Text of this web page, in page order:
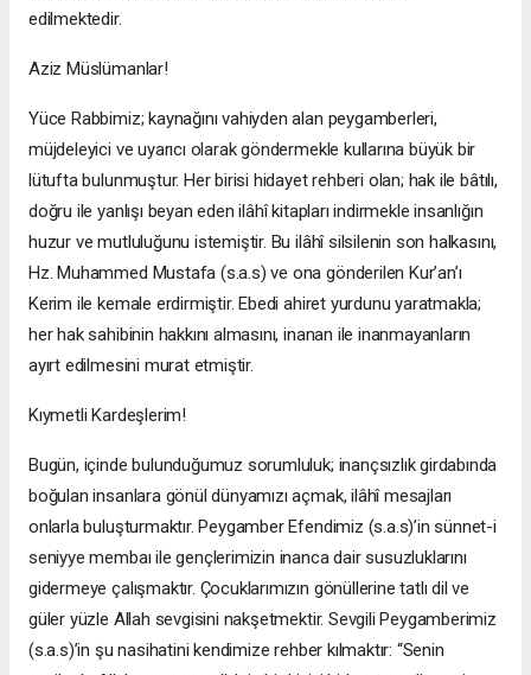
edilmektedir.
Aziz Müslümanlar!
Yüce Rabbimiz; kaynağını vahiyden alan peygamberleri,
müjdeleyici ve uyarıcı olarak göndermekle kullarına büyük bir
lütufta bulunmuştur. Her birisi hidayet rehberi olan; hak ile bâtılı,
doğru ile yanlışı beyan eden ilâhî kitapları indirmekle insanlığın
huzur ve mutluluğunu istemiştir. Bu ilâhî silsilenin son halkasını,
Hz. Muhammed Mustafa (s.a.s) ve ona gönderilen Kur’an’ı
Kerim ile kemale erdirmiştir. Ebedi ahiret yurdunu yaratmakla;
her hak sahibinin hakkını almasını, inanan ile inanmayanların
ayırt edilmesini murat etmiştir.
Kıymetli Kardeşlerim!
Bugün, içinde bulunduğumuz sorumluluk; inançsızlık girdabında
boğulan insanlara gönül dünyamızı açmak, ilâhî mesajları
onlarla buluşturmaktır. Peygamber Efendimiz (s.a.s)’in sünnet-i
seniyye membaı ile gençlerimizin inanca dair susuzluklarını
gidermeye çalışmaktır. Çocuklarımızın gönüllerine tatlı dil ve
güler yüzle Allah sevgisini nakşetmektir. Sevgili Peygamberimiz
(s.a.s)’in şu nasihatini kendimize rehber kılmaktır: “Senin